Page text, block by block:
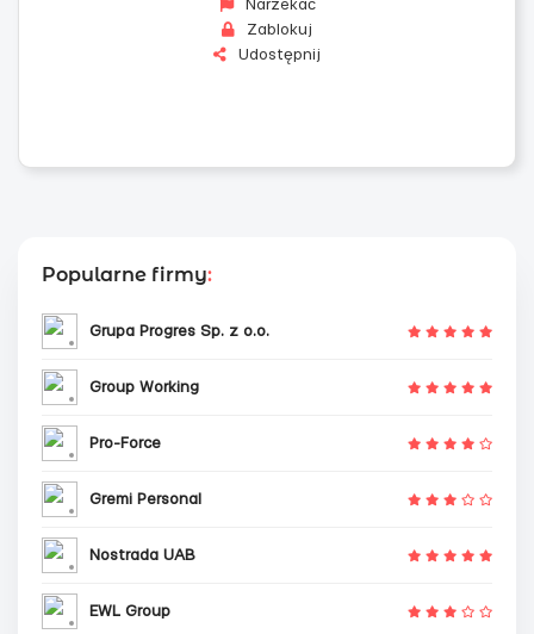
Narzekać
Zablokuj
Udostępnij
Popularne firmy:
Grupa Progres Sp. z o.o.
Group Working
Pro-Force
Gremi Personal
Nostrada UAB
EWL Group